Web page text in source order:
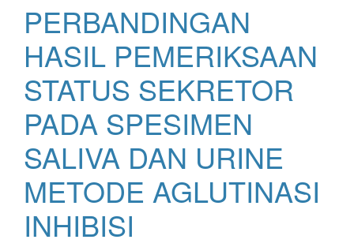
PERBANDINGAN
HASIL PEMERIKSAAN
STATUS SEKRETOR
PADA SPESIMEN
SALIVA DAN URINE
METODE AGLUTINASI
INHIBISI